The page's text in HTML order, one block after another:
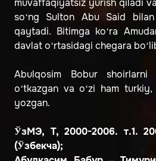
muvaffaqiyatsiz yurish qiladi
so‘ng Sulton Abu Said
qaytadi. Bitimga ko‘ra
davlat o‘rtasidagi chegara
Abulqosim Bobur
shoirlarni
o‘tkazgan va o‘zi ham
yozgan.
ЎзМЭ, Т, 2000-2006. т.1.
(Ўзбекча);